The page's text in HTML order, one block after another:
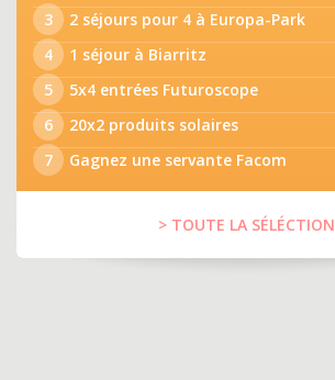
3
2 séjours pour 4 à Europa-Park
4
1 séjour à Biarritz
5
5x4 entrées Futuroscope
6
20x2 produits solaires
7
Gagnez une servante Facom
> TOUTE LA SÉLÉCTION